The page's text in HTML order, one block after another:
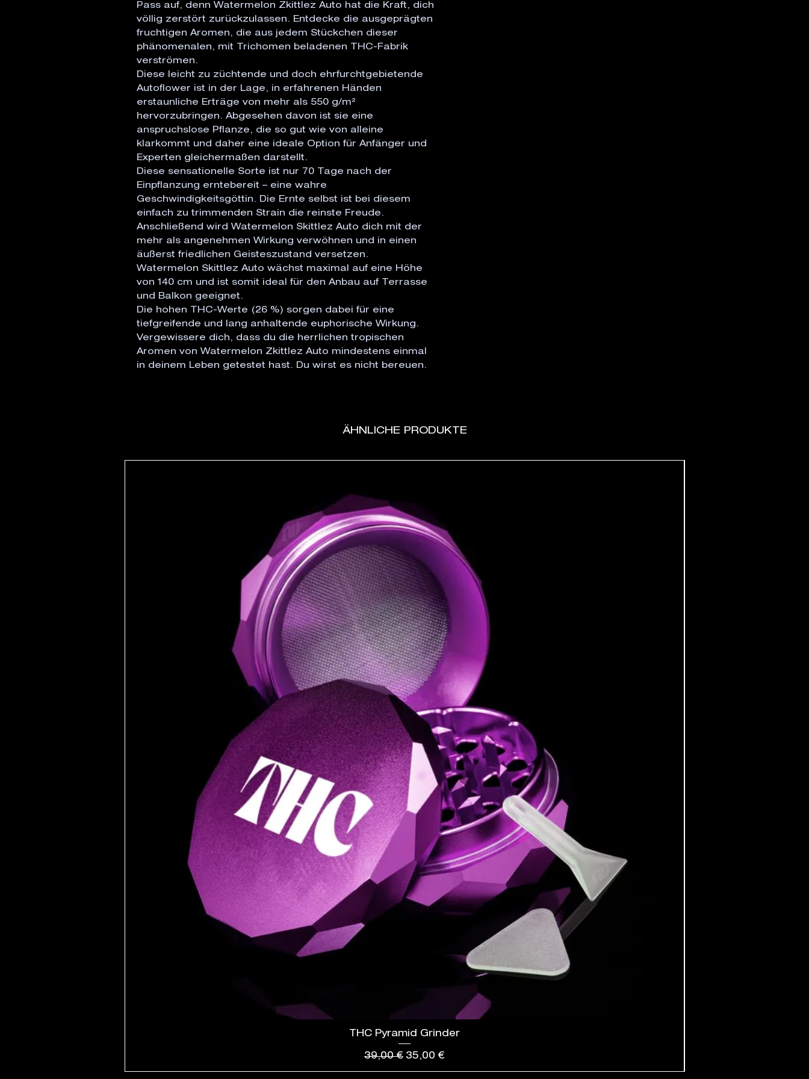
Pass auf, denn Watermelon Zkittlez Auto hat die Kraft, dich
völlig zerstört zurückzulassen. Entdecke die ausgeprägten
fruchtigen Aromen, die aus jedem Stückchen dieser
phänomenalen, mit Trichomen beladenen THC-Fabrik
verströmen.
Diese leicht zu züchtende und doch ehrfurchtgebietende
Autoflower ist in der Lage, in erfahrenen Händen
erstaunliche Erträge von mehr als 550 g/m²
hervorzubringen. Abgesehen davon ist sie eine
anspruchslose Pflanze, die so gut wie von alleine
klarkommt und daher eine ideale Option für Anfänger und
Experten gleichermaßen darstellt.
Diese sensationelle Sorte ist nur 70 Tage nach der
Einpflanzung erntebereit – eine wahre
Geschwindigkeitsgöttin. Die Ernte selbst ist bei diesem
einfach zu trimmenden Strain die reinste Freude.
Anschließend wird Watermelon Skittlez Auto dich mit der
mehr als angenehmen Wirkung verwöhnen und in einen
äußerst friedlichen Geisteszustand versetzen.
Watermelon Skittlez Auto wächst maximal auf eine Höhe
von 140 cm und ist somit ideal für den Anbau auf Terrasse
und Balkon geeignet.
Die hohen THC-Werte (26 %) sorgen dabei für eine
tiefgreifende und lang anhaltende euphorische Wirkung.
Vergewissere dich, dass du die herrlichen tropischen
Aromen von Watermelon Zkittlez Auto mindestens einmal
in deinem Leben getestet hast. Du wirst es nicht bereuen.
ÄHNLICHE PRODUKTE
THC Pyramid Grinder
Standardpreis
39,00 € Sale-Preis
35,00 €